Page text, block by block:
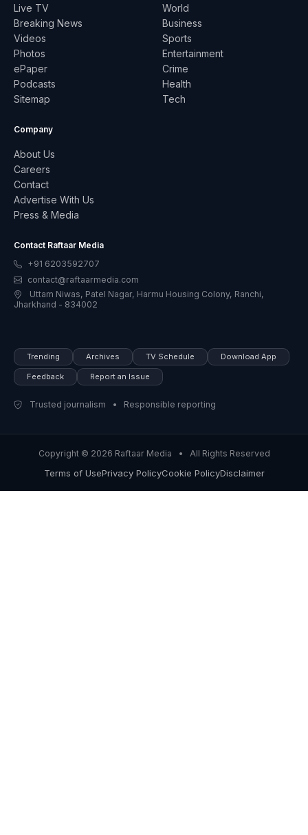
Live TV
Breaking News
Videos
Photos
ePaper
Podcasts
Sitemap
World
Business
Sports
Entertainment
Crime
Health
Tech
Company
About Us
Careers
Contact
Advertise With Us
Press & Media
Contact Raftaar Media
+91 6203592707
contact@raftaarmedia.com
Uttam Niwas, Patel Nagar, Harmu Housing Colony, Ranchi,
Jharkhand - 834002
Trending Archives TV Schedule Download App
Feedback Report an Issue
Trusted journalism • Responsible reporting
Copyright © 2026 Raftaar Media • All Rights Reserved
Terms of UsePrivacy PolicyCookie PolicyDisclaimer